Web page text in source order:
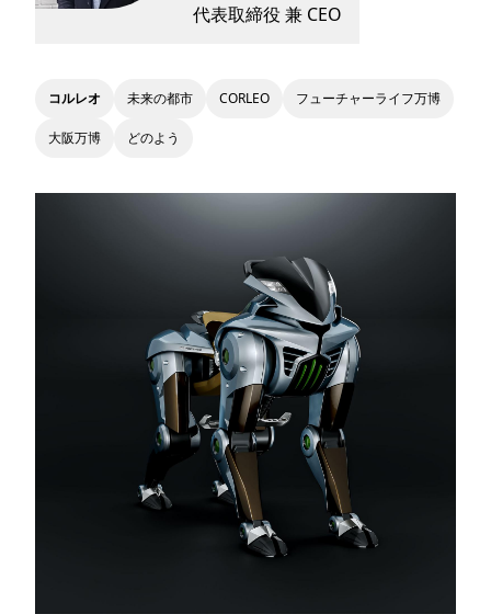
代表取締役 兼 CEO
コルレオ 未来の都市 CORLEO フューチャーライフ万博
大阪万博 どのよう